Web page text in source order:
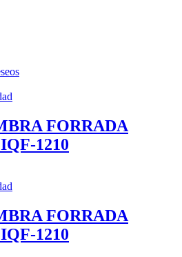
FORRADA
1210
FORRADA
1210